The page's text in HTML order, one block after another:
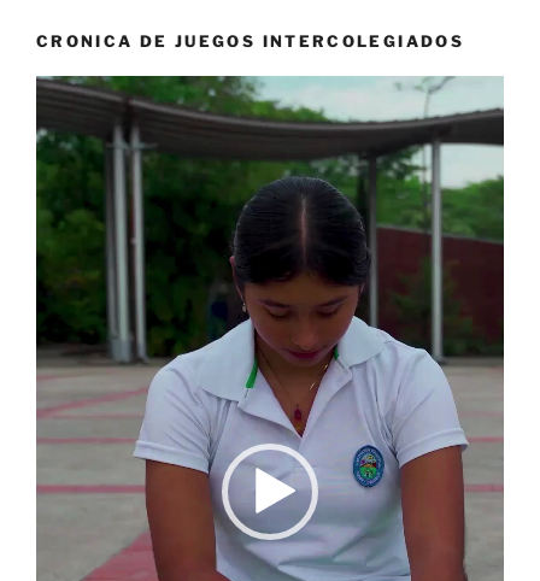
CRONICA DE JUEGOS INTERCOLEGIADOS
Reproductor
vídeo